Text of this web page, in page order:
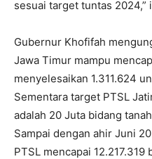
sesuai target tuntas 2024,”
Gubernur Khofifah
Jawa Timur mampu
menyelesaikan 1.311.624
Sementara target PTSL
adalah 20 Juta bidang
Sampai dengan ahir Juni
PTSL mencapai